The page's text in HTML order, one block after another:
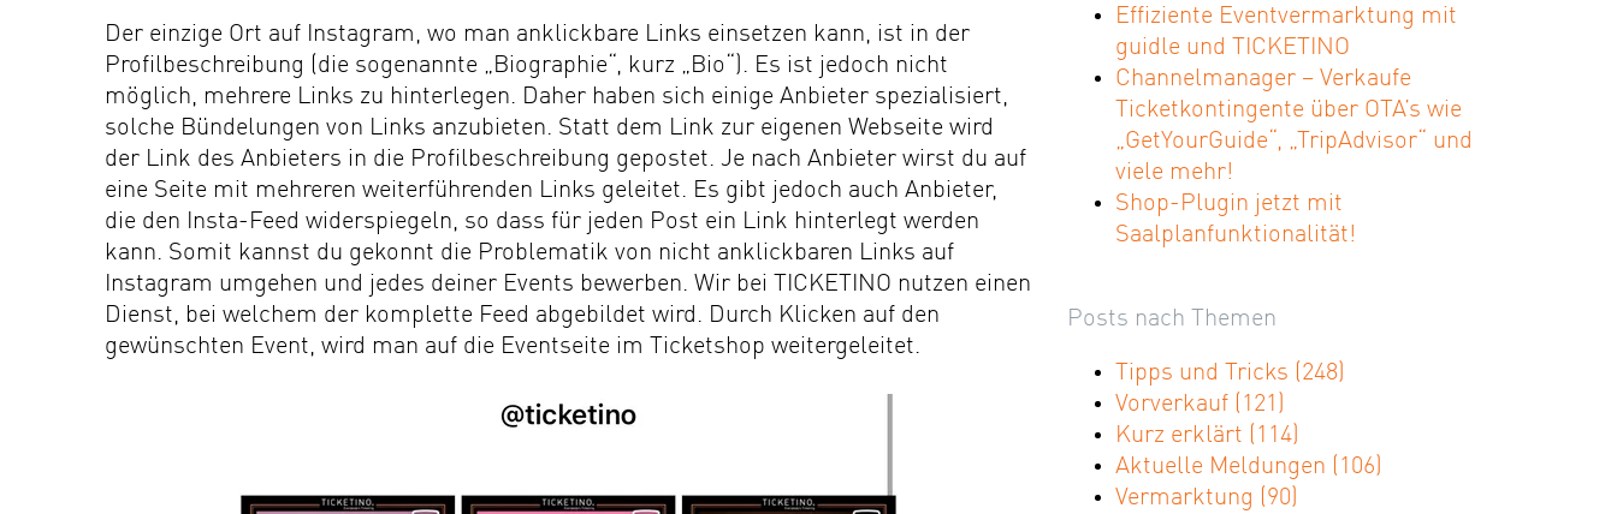
Der einzige Ort auf Instagram, wo man anklickbare Links einsetzen kann, ist in der
Profilbeschreibung (die sogenannte „Biographie“, kurz „Bio“). Es ist jedoch nicht
möglich, mehrere Links zu hinterlegen. Daher haben sich einige Anbieter spezialisiert,
solche Bündelungen von Links anzubieten. Statt dem Link zur eigenen Webseite wird
der Link des Anbieters in die Profilbeschreibung gepostet. Je nach Anbieter wirst du auf
eine Seite mit mehreren weiterführenden Links geleitet. Es gibt jedoch auch Anbieter,
die den Insta-Feed widerspiegeln, so dass für jeden Post ein Link hinterlegt werden
kann. Somit kannst du gekonnt die Problematik von nicht anklickbaren Links auf
Instagram umgehen und jedes deiner Events bewerben. Wir bei TICKETINO nutzen einen
Dienst, bei welchem der komplette Feed abgebildet wird. Durch Klicken auf den
gewünschten Event, wird man auf die Eventseite im Ticketshop weitergeleitet.
Effiziente Eventvermarktung mit
guidle und TICKETINO
Channelmanager – Verkaufe
Ticketkontingente über OTA’s wie
„GetYourGuide“, „TripAdvisor“ und
viele mehr!
Shop-Plugin jetzt mit
Saalplanfunktionalität!
Posts nach Themen
Tipps und Tricks (248)
Vorverkauf (121)
Kurz erklärt (114)
Aktuelle Meldungen (106)
Vermarktung (90)